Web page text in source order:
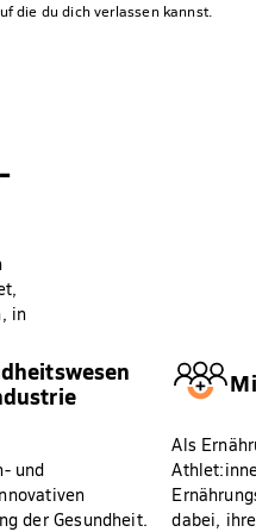
die du dich verlassen kannst.
in
und
der Gesundheit.
Als
dabei,